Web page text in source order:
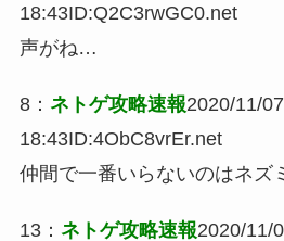
18:43ID:Q2C3rwGC0.net
声がね…
8： ネトゲ攻略速報2020/11/
18:43ID:4ObC8vrEr.net
仲間で一番いらないのはネズ
13： ネトゲ攻略速報2020/11/